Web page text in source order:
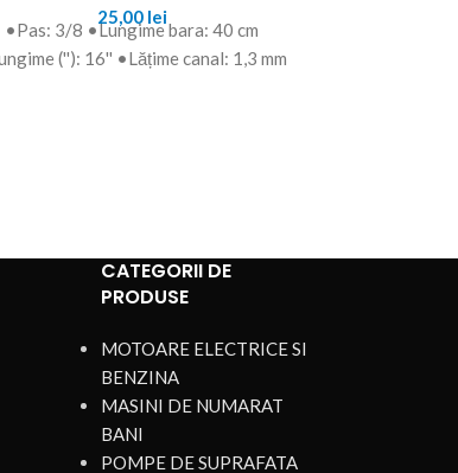
25,00 lei
•Pas: 3/8 •Lungime bara: 40 cm
(''): 16'' •Lățime canal: 1,3 mm
CATEGORII DE
PRODUSE
MOTOARE ELECTRICE SI
BENZINA
MASINI DE NUMARAT
BANI
POMPE DE SUPRAFATA